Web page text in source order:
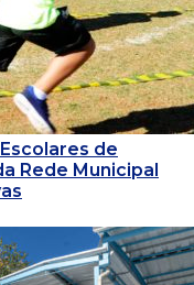
de
Rede Municipal